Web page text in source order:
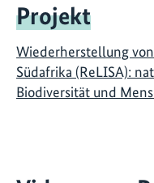
Projekt
Wiederherstellung
Südafrika (ReLISA):
Biodiversität und